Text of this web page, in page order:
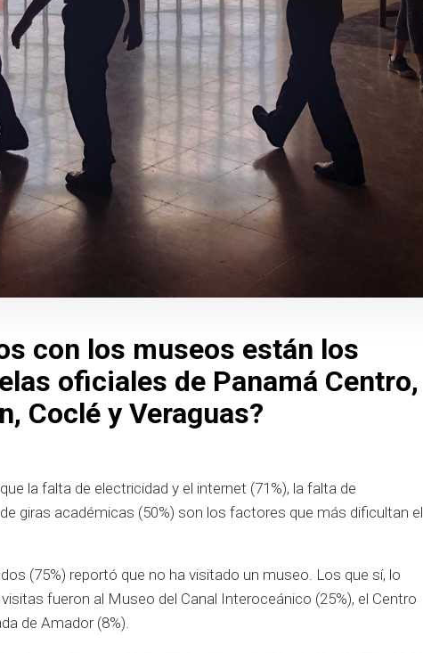
con los museos están los
oficiales de Panamá Centro,
Coclé y Veraguas?
la falta de electricidad y el internet (71%), la falta de
giras académicas (50%) son los factores que más dificultan el
(75%) reportó que no ha visitado un museo. Los que sí, lo
fueron al Museo del Canal Interoceánico (25%), el Centro
de Amador (8%).